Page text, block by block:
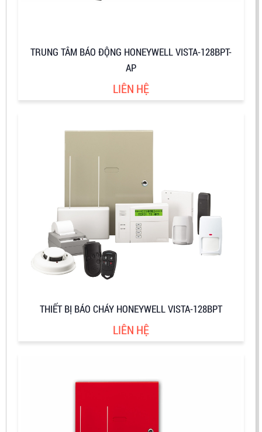
TRUNG TÂM BÁO ĐỘNG HONEYWELL VISTA-128BPT-
AP
LIÊN HỆ
THIẾT BỊ BÁO CHÁY HONEYWELL VISTA-128BPT
LIÊN HỆ